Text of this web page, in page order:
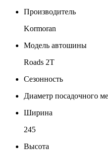
Производитель
Kormoran
Модель автошины
Roads 2T
Сезонность
Диаметр посадочного
Ширина
245
Высота